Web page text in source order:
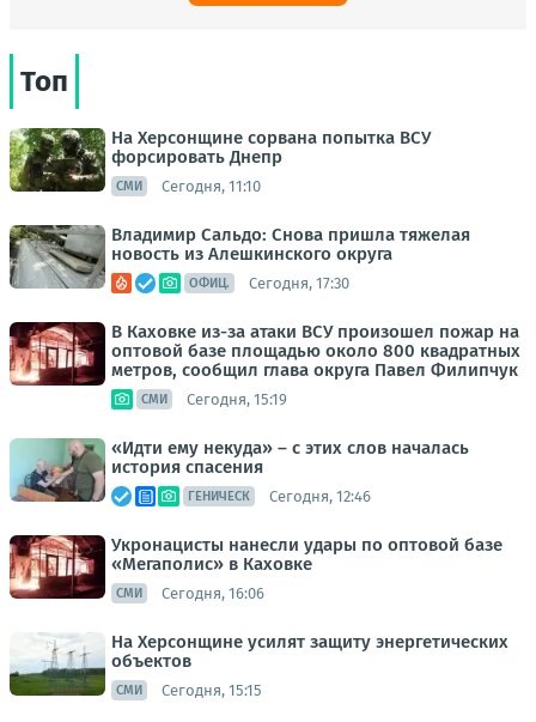
Топ
На Херсонщине сорвана попытка ВСУ
форсировать Днепр
СМИ Сегодня, 11:10
Владимир Сальдо: Снова пришла тяжелая
новость из Алешкинского округа
ОФИЦ. Сегодня, 17:30
В Каховке из-за атаки ВСУ произошел пожар на
оптовой базе площадью около 800 квадратных
метров, сообщил глава округа Павел Филипчук
СМИ Сегодня, 15:19
«Идти ему некуда» – с этих слов началась
история спасения
ГЕНИЧЕСК Сегодня, 12:46
Укронацисты нанесли удары по оптовой базе
«Мегаполис» в Каховке
СМИ Сегодня, 16:06
На Херсонщине усилят защиту энергетических
объектов
СМИ Сегодня, 15:15